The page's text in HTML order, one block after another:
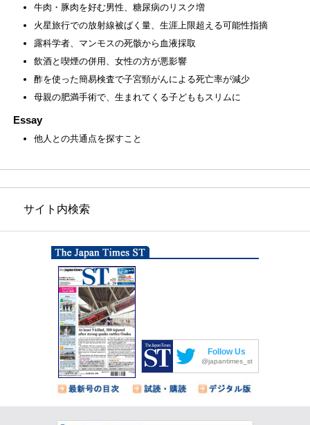
牛肉・豚肉を好む男性、糖尿病のリスク増
火星旅行での放射線被ばく量、生涯上限超える可能性指摘
露科学者、マンモスの死骸から血液採取
飲酒と喫煙の併用、女性の方が悪影響
酢を使った簡易検査で子宮頸がんによる死亡率が減少
母親の肥満手術で、生まれてくる子どももスリムに
Essay
他人との共通点を探すこと
サイト内検索
Follow Us
@japantimes_st